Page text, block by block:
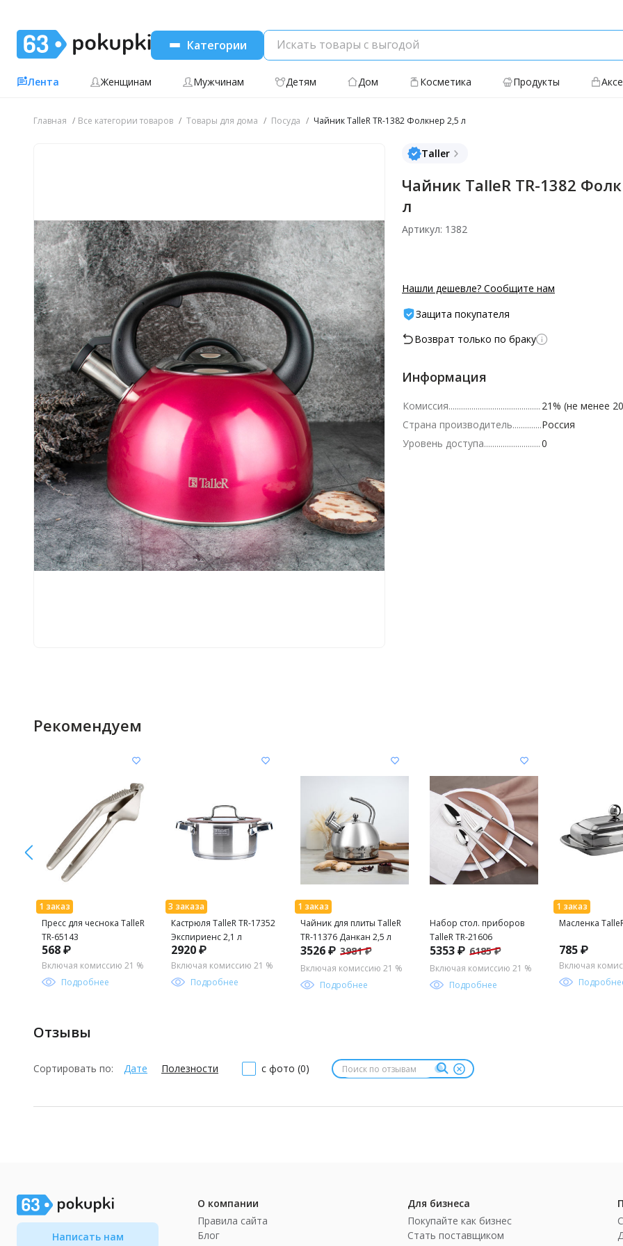
Категории
Лента Женщинам Мужчинам Детям Дом Косметика Продукты
Главная Все категории товаров Товары для дома Посуда Чайник TalleR TR-1382 Фолкнер 2,5 л
Taller
Чайник TalleR TR-1382
л
Артикул: 1382
Нашли дешевле? Сообщите нам
Защита покупателя
Возврат только по браку
Информация
Комиссия
21% (не менее
Страна производитель
Россия
Уровень доступа
0
Рекомендуем
Пресс для чеснока TalleR
TR-65143
568 ₽
Включая комиссию 21 %
Подробнее
Кастрюля TalleR TR-17352
Экспириенс 2,1 л
2920 ₽
Включая комиссию 21 %
Подробнее
Чайник для плиты TalleR
TR-11376 Данкан 2,5 л
3526 ₽ 3981 ₽
Включая комиссию 21 %
Подробнее
Набор стол. приборов
TalleR TR-21606
5353 ₽ 6185 ₽
Включая комиссию 21 %
Подробнее
Масленка
785 ₽
Включая
Отзывы
Сортировать по: Дате Полезности с фото (0)
Написать нам
О компании
Правила сайта
Блог
Для бизнеса
Покупайте как бизнес
Стать поставщиком